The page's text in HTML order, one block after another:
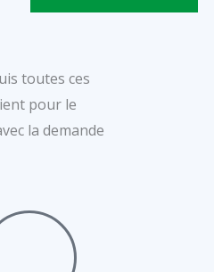
toutes ces
pour le
la demande